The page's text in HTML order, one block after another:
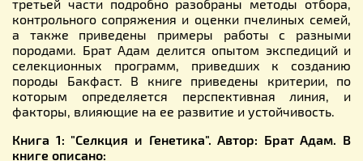
третьей части подробно разобраны методы отбора,
контрольного сопряжения и оценки пчелиных семей,
а также приведены примеры работы с разными
породами. Брат Адам делится опытом экспедиций и
селекционных программ, приведших к созданию
породы Бакфаст. В книге приведены критерии, по
которым определяется перспективная линия, и
факторы, влияющие на ее развитие и устойчивость.
Книга 1: "Селкция и Генетика". Автор: Брат Адам. В
книге описано: